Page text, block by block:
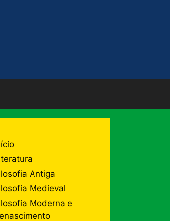
Antiga
Medieval
Moderna e